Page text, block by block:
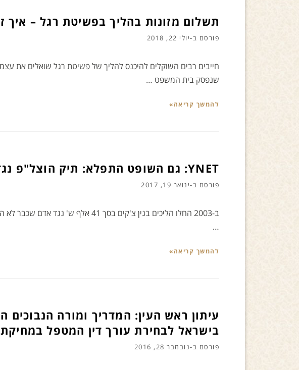
תשלום מזונות בהליך בפשיטת רגל – איך
פורסם ב-יולי 22, 2018
חייבים רבים השוקלים להיכנס להליך של פשיטת רגל שואלים את
שנפסק בית המשפט …
להמשך קריאה»
YNET: גם השופט התפלא: תיק הוצל"פ נגד אדם מת
פורסם ב-ינואר 19, 2017
ב-2003 החלו הליכים בגין צ'קים בסך 41
…
להמשך קריאה»
עיתון ראש העין: המדריך ומורה הנבוכים
בישראל לבחירת עורך דין המטפל
פורסם ב-נובמבר 28, 2016